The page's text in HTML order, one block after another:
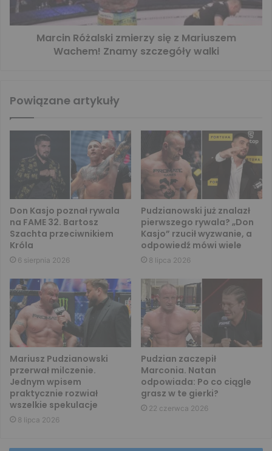
Marcin Różalski zmierzy się z Mariuszem
Wachem! Znamy szczegóły walki
Powiązane artykuły
Don Kasjo poznał rywala
na FAME 32. Bartosz
Szachta przeciwnikiem
Króla
6 sierpnia 2026
Pudzianowski już znalazł
pierwszego rywala? „Don
Kasjo” rzucił wyzwanie, a
odpowiedź mówi wiele
8 lipca 2026
Mariusz Pudzianowski
przerwał milczenie.
Jednym wpisem
praktycznie rozwiał
wszelkie spekulacje
8 lipca 2026
Pudzian zaczepił
Marconia. Natan
odpowiada: Po co ciągle
grasz w te gierki?
22 czerwca 2026